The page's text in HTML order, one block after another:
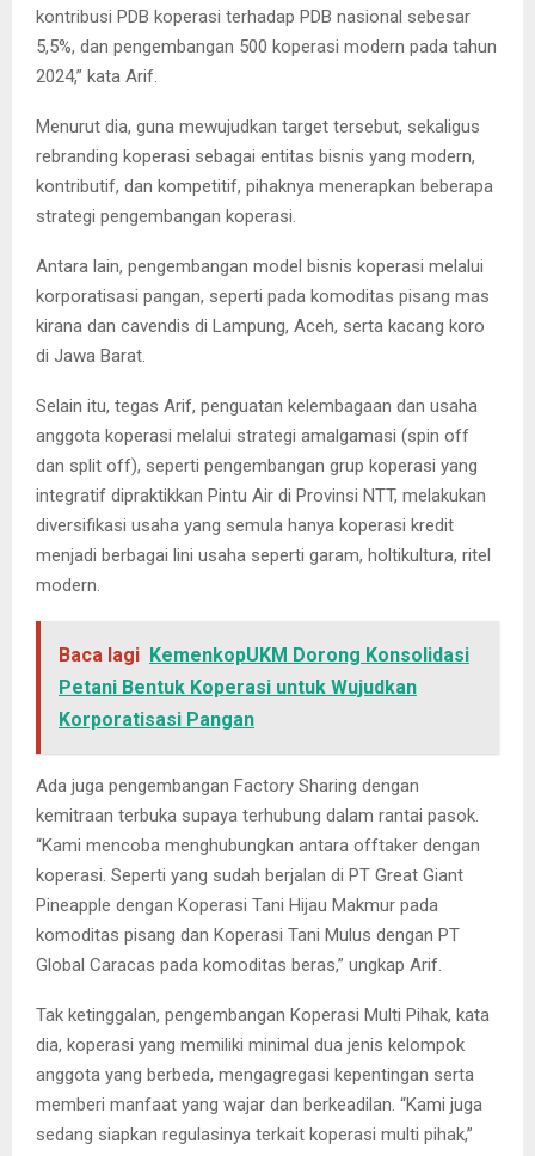
kontribusi PDB koperasi terhadap PDB nasional sebesar
5,5%, dan pengembangan 500 koperasi modern pada tahun
2024,” kata Arif.
Menurut dia, guna mewujudkan target tersebut, sekaligus
rebranding koperasi sebagai entitas bisnis yang modern,
kontributif, dan kompetitif, pihaknya menerapkan beberapa
strategi pengembangan koperasi.
Antara lain, pengembangan model bisnis koperasi melalui
korporatisasi pangan, seperti pada komoditas pisang mas
kirana dan cavendis di Lampung, Aceh, serta kacang koro
di Jawa Barat.
Selain itu, tegas Arif, penguatan kelembagaan dan usaha
anggota koperasi melalui strategi amalgamasi (spin off
dan split off), seperti pengembangan grup koperasi yang
integratif dipraktikkan Pintu Air di Provinsi NTT, melakukan
diversifikasi usaha yang semula hanya koperasi kredit
menjadi berbagai lini usaha seperti garam, holtikultura, ritel
modern.
Baca lagi KemenkopUKM Dorong Konsolidasi
Petani Bentuk Koperasi untuk Wujudkan
Korporatisasi Pangan
Ada juga pengembangan Factory Sharing dengan
kemitraan terbuka supaya terhubung dalam rantai pasok.
“Kami mencoba menghubungkan antara offtaker dengan
koperasi. Seperti yang sudah berjalan di PT Great Giant
Pineapple dengan Koperasi Tani Hijau Makmur pada
komoditas pisang dan Koperasi Tani Mulus dengan PT
Global Caracas pada komoditas beras,” ungkap Arif.
Tak ketinggalan, pengembangan Koperasi Multi Pihak, kata
dia, koperasi yang memiliki minimal dua jenis kelompok
anggota yang berbeda, mengagregasi kepentingan serta
memberi manfaat yang wajar dan berkeadilan. “Kami juga
sedang siapkan regulasinya terkait koperasi multi pihak,”